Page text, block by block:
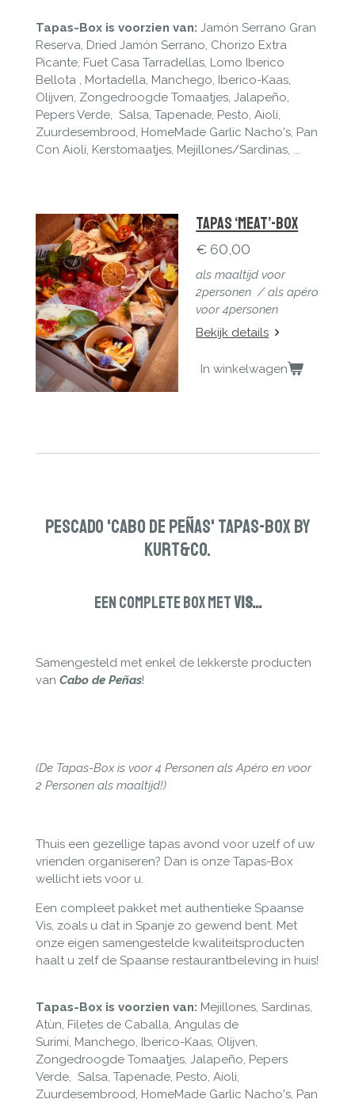
Tapas-Box is voorzien van: Jamón Serrano Gran
Reserva, Dried Jamón Serrano, Chorizo Extra
Picante, Fuet Casa Tarradellas, Lomo Iberico
Bellota , Mortadella, Manchego, Iberico-Kaas,
Olijven, Zongedroogde Tomaatjes, Jalapeño,
Pepers Verde, Salsa, Tapenade, Pesto, Aioli,
Zuurdesembrood, HomeMade Garlic Nacho's, Pan
Con Aioli, Kerstomaatjes, Mejillones/Sardinas, ...
Tapas ‘Meat’-Box
€ 60,00
als maaltijd voor
2personen / als apéro
voor 4personen
Bekijk details
In winkelwagen
Pescado 'Cabo de Peñas' Tapas-Box by
Kurt&Co.
Een complete Box metVis...
Samengesteld met enkel de lekkerste producten
van Cabo de Peñas!
(De Tapas-Box is voor 4 Personen als Apéro en voor
2 Personen als maaltijd!)
Thuis een gezellige tapas avond voor uzelf of uw
vrienden organiseren? Dan is onze Tapas-Box
wellicht iets voor u.
Een compleet pakket met authentieke Spaanse
Vis, zoals u dat in Spanje zo gewend bent. Met
onze eigen samengestelde kwaliteitsproducten
haalt u zelf de Spaanse restaurantbeleving in huis!
Tapas-Box is voorzien van: Mejillones, Sardinas,
Atùn, Filetes de Caballa, Angulas de
Surimi, Manchego, Iberico-Kaas, Olijven,
Zongedroogde Tomaatjes, Jalapeño, Pepers
Verde, Salsa, Tapenade, Pesto, Aioli,
Zuurdesembrood, HomeMade Garlic Nacho's, Pan